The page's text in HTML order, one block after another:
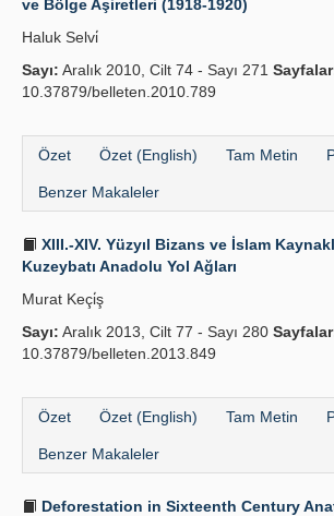
ve Bölge Aşiretleri (1918-1920)
Haluk Selvi̇
Sayı: Aralık 2010, Cilt 74 - Sayı 271
10.37879/belleten.2010.789
Özet Özet (English) Tam Metin
Benzer Makaleler
XIII.-XIV. Yüzyıl Bizans ve İslam
Kuzeybatı Anadolu Yol Ağları
Murat Keçi̇ş
Sayı: Aralık 2013, Cilt 77 - Sayı 280
10.37879/belleten.2013.849
Özet Özet (English) Tam Metin
Benzer Makaleler
Deforestation in Sixteenth Century